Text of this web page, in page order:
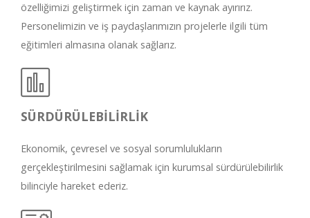
özelliğimizi geliştirmek için zaman ve kaynak ayırırız.
Personelimizin ve iş paydaşlarımızın projelerle ilgili tüm
eğitimleri almasına olanak sağlarız.
SÜRDÜRÜLEBİLİRLİK
Ekonomik, çevresel ve sosyal sorumlulukların
gerçekleştirilmesini sağlamak için kurumsal sürdürülebilirlik
bilinciyle hareket ederiz.